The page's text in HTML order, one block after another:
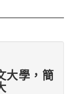
大學，簡